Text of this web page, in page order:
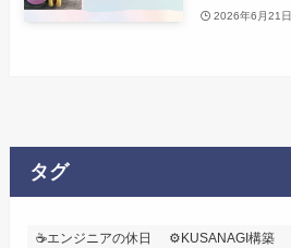
2026年6月21日
タグ
☕エンジニアの休日 ⚙️KUSANAGI構築